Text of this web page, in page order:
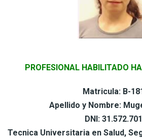
PROFESIONAL HABILITADO
Matricula: B-
Apellido y Nombre:
DNI: 31.572.701
Tecnica Universitaria en Salud,